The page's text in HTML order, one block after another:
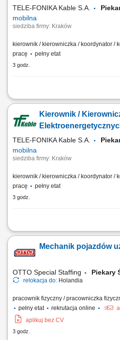
TELE-FONIKA Kable S.A.
mobilna
siedziba firmy: Kraków
kierownik / kierowniczka / koordynator /
pracę
pełny etat
3 godz.
Miejsce pracy stacjonarnej: Kraków lub
obowiązków Pełnienie funkcji
obiektów elektroenergetycznych,
Kierownik /
TELE-FONIKA Kable S.A.
mobilna
siedziba firmy: Kraków
kierownik / kierowniczka / koordynator /
pracę
pełny etat
3 godz.
Miejsce pracy stacjonarnej: Kraków lub
stanowiska kompleksowe prowadzenie
elektroenergetycznych związanych z
Mechanik pojazdów
OTTO Special Staffing Piekary
relokacja do: Holandia
pracownik fizyczny / pracowniczka
pełny etat
rekrutacja online
aplikuj bez CV
3 godz.